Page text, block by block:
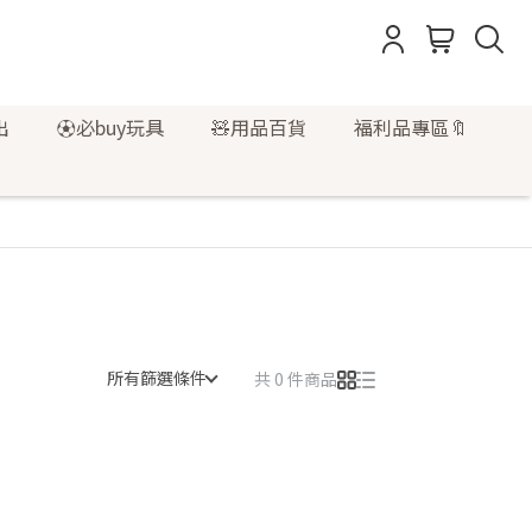
⚽必buy玩具 🧸用品百貨 福利品專區🔖
所有篩選條件 共 0 件商品